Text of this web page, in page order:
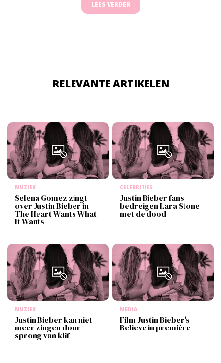
LEES VERDER
RELEVANTE ARTIKELEN
MUZIEK
Selena Gomez zingt
over Justin Bieber in
The Heart Wants What
It Wants
CELEBRITIES
Justin Bieber fans
bedreigen Lara Stone
met de dood
MUZIEK
Justin Bieber kan niet
meer zingen door
sprong van klif
MEDIA
Film Justin Bieber's
Believe in première